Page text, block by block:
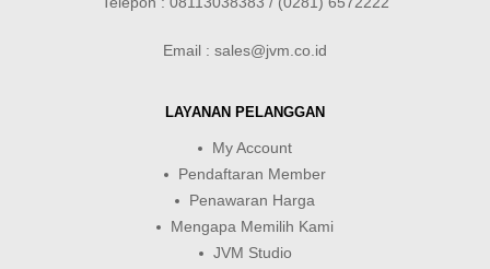
Email : sales@jvm.co.id
LAYANAN PELANGGAN
My Account
Pendaftaran Member
Penawaran Harga
Mengapa Memilih Kami
JVM Studio